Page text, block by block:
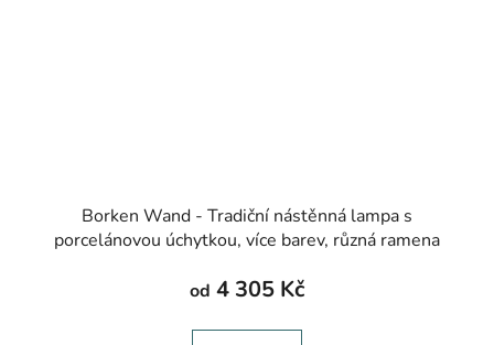
Borken Wand - Tradiční nástěnná lampa s
porcelánovou úchytkou, více barev, různá ramena
od 4 305 Kč